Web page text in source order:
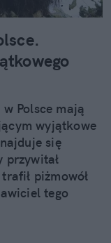
Polsce mają
wyjątkowe
się
przywitał
piżmowół
tego